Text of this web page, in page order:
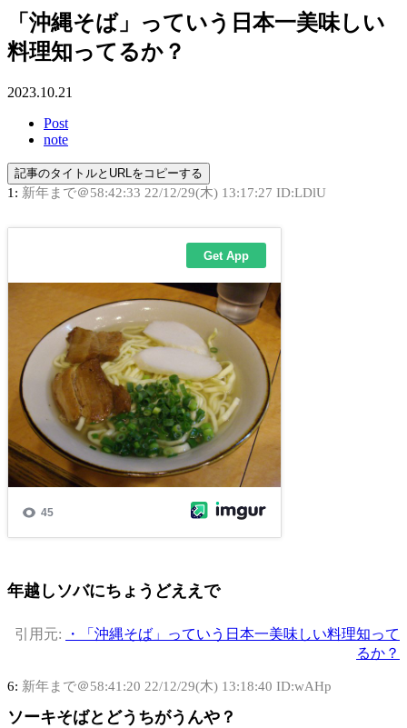
「沖縄そば」っていう日本一美味しい
料理知ってるか？
2023.10.21
Post
note
記事のタイトルとURLをコピーする
1: 新年まで＠58:42:33 22/12/29(木) 13:17:27 ID:LDlU
年越しソバにちょうどええで
引用元:
・「沖縄そば」っていう日本一美味しい料理知って
るか？
6: 新年まで＠58:41:20 22/12/29(木) 13:18:40 ID:wAHp
ソーキそばとどうちがうんや？